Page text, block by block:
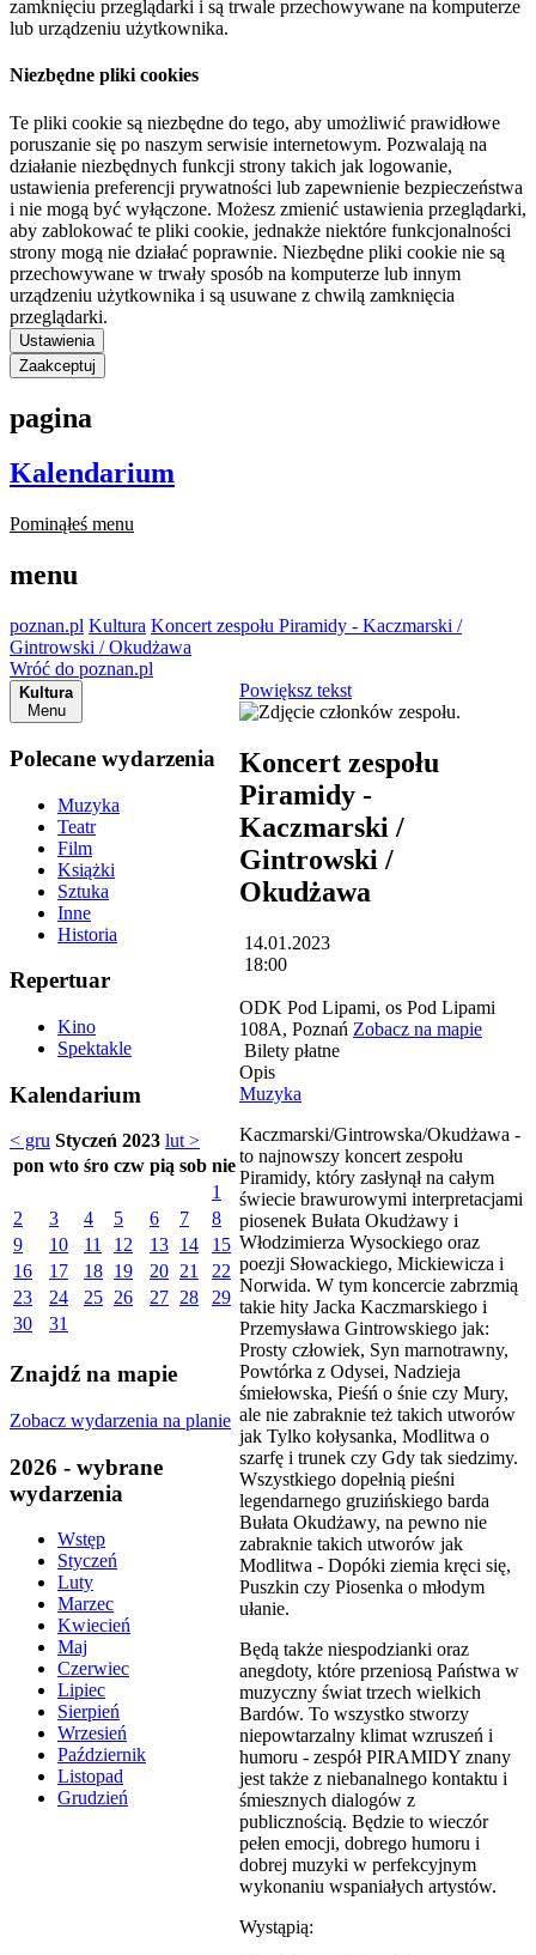
zamknięciu przeglądarki i są trwale przechowywane na komputerze
lub urządzeniu użytkownika.
Niezbędne pliki cookies
Te pliki cookie są niezbędne do tego, aby umożliwić prawidłowe
poruszanie się po naszym serwisie internetowym. Pozwalają na
działanie niezbędnych funkcji strony takich jak logowanie,
ustawienia preferencji prywatności lub zapewnienie bezpieczeństwa
i nie mogą być wyłączone. Możesz zmienić ustawienia przeglądarki,
aby zablokować te pliki cookie, jednakże niektóre funkcjonalności
strony mogą nie działać poprawnie. Niezbędne pliki cookie nie są
przechowywane w trwały sposób na komputerze lub innym
urządzeniu użytkownika i są usuwane z chwilą zamknięcia
przeglądarki.
Ustawienia
Zaakceptuj
pagina
Kalendarium
Pominąłeś menu
menu
poznan.pl Kultura Koncert zespołu Piramidy - Kaczmarski /
Gintrowski / Okudżawa
Wróć do poznan.pl
Kultura
Menu
Polecane wydarzenia
Muzyka
Teatr
Film
Książki
Sztuka
Inne
Historia
Repertuar
Kino
Spektakle
Kalendarium
< gru Styczeń 2023 lut >
pon wto śro czw pią sob nie
1
2
3 4 5 6 7
8
9
10 11 12 13 14
15
16
17 18 19 20 21
22
23
24 25 26 27 28
29
30
31
Znajdź na mapie
Zobacz wydarzenia na planie
2026 - wybrane
wydarzenia
Wstęp
Styczeń
Luty
Marzec
Kwiecień
Maj
Czerwiec
Lipiec
Sierpień
Wrzesień
Październik
Listopad
Grudzień
Powiększ tekst
Koncert zespołu
Piramidy -
Kaczmarski /
Gintrowski /
Okudżawa
14.01.2023
18:00
ODK Pod Lipami, os Pod Lipami
108A, Poznań Zobacz na mapie
Bilety płatne
Opis
Muzyka
Kaczmarski/Gintrowska/Okudżawa -
to najnowszy koncert zespołu
Piramidy, który zasłynął na całym
świecie brawurowymi interpretacjami
piosenek Bułata Okudżawy i
Włodzimierza Wysockiego oraz
poezji Słowackiego, Mickiewicza i
Norwida. W tym koncercie zabrzmią
takie hity Jacka Kaczmarskiego i
Przemysława Gintrowskiego jak:
Prosty człowiek, Syn marnotrawny,
Powtórka z Odysei, Nadzieja
śmiełowska, Pieśń o śnie czy Mury,
ale nie zabraknie też takich utworów
jak Tylko kołysanka, Modlitwa o
szarfę i trunek czy Gdy tak siedzimy.
Wszystkiego dopełnią pieśni
legendarnego gruzińskiego barda
Bułata Okudżawy, na pewno nie
zabraknie takich utworów jak
Modlitwa - Dopóki ziemia kręci się,
Puszkin czy Piosenka o młodym
ułanie.
Będą także niespodzianki oraz
anegdoty, które przeniosą Państwa w
muzyczny świat trzech wielkich
Bardów. To wszystko stworzy
niepowtarzalny klimat wzruszeń i
humoru - zespół PIRAMIDY znany
jest także z niebanalnego kontaktu i
śmiesznych dialogów z
publicznością. Będzie to wieczór
pełen emocji, dobrego humoru i
dobrej muzyki w perfekcyjnym
wykonaniu wspaniałych artystów.
Wystąpią: